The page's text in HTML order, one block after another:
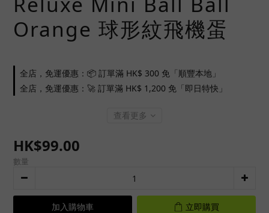
Orange 球形紋飛機蛋
全店，免運優惠：📦 訂單滿 HK$ 300 免「順豐本地」
全店，免運優惠：🚀 訂單滿 HK$ 1,200 免「即日特快」
查看更多
HK$99.00
數量
加入購物車 立即購買